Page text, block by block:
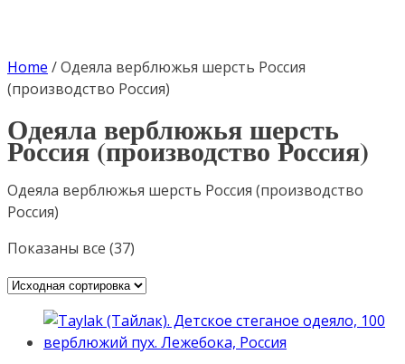
Home /Одеяла верблюжья шерсть Россия
(производство Россия)
Одеяла верблюжья шерсть
Россия (производство Россия)
Одеяла верблюжья шерсть Россия (производство
Россия)
Показаны все (37)